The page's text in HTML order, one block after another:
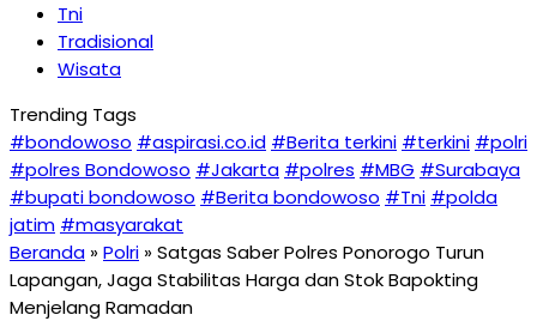
Tni
Tradisional
Wisata
Trending Tags
#bondowoso #aspirasi.co.id #Berita terkini #terkini #polri
#polres Bondowoso #Jakarta #polres #MBG #Surabaya
#bupati bondowoso #Berita bondowoso #Tni #polda
jatim #masyarakat
Beranda »Polri »Satgas Saber Polres Ponorogo Turun
Lapangan, Jaga Stabilitas Harga dan Stok Bapokting
Menjelang Ramadan